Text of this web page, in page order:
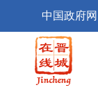
中国政府网